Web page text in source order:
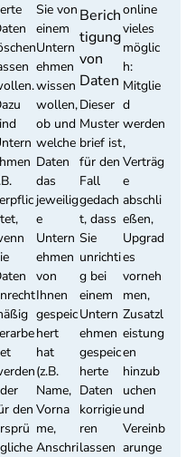
den
Sie von
einem
Untern
ehmen
wissen
wollen,
ob und
welche
Daten
das
jeweilig
e
Untern
ehmen
von
Ihnen
gespeic
hert
hat
(z.B.
Name,
Vorna
me,
Anschri
Berich
tigung
von
Daten
Dieser
Muster
brief ist
für den
Fall
gedach
t, dass
Sie
unrichti
g bei
einem
Untern
ehmen
gespeic
herte
Daten
korrigie
ren
lassen
online
vieles
möglic
h:
Mitglie
d
werden
,
Verträg
e
abschli
eßen,
Upgrad
es
vorneh
men,
Zusatzl
eistung
en
hinzub
uchen
und
Vereinb
arunge